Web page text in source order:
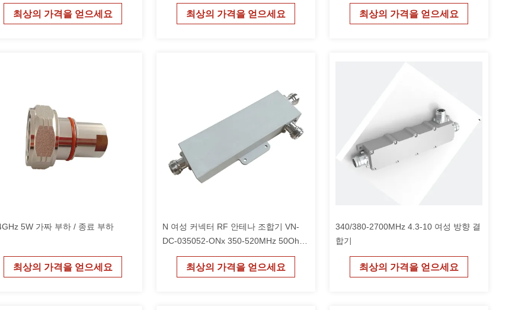
최상의 가격을 얻으세요 최상의 가격을 얻으세요 최상의 가격을 얻으세요
5W 가짜 부하 / 종료 부하
최상의 가격을 얻으세요
N 여성 커넥터 RF 안테나 조합기 VN-
DC-035052-ONx 350-520MHz 50Ohm
≤1.2VSWR
최상의 가격을 얻으세요
340/380-2700MHz 4.3-10 여성 방향 결
합기
최상의 가격을 얻으세요